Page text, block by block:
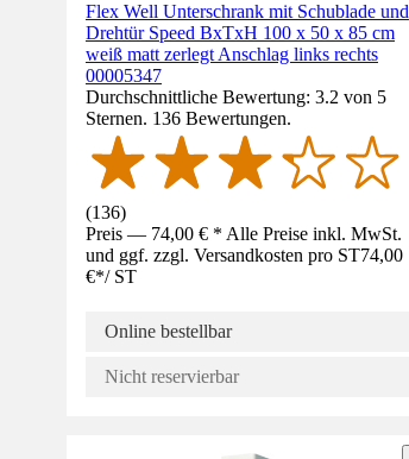
Flex Well Unterschrank mit Schublade und
Drehtür Speed BxTxH 100 x 50 x 85 cm
weiß matt zerlegt Anschlag links rechts
00005347
Durchschnittliche Bewertung: 3.2 von 5
Sternen. 136 Bewertungen.
(136)
Preis — 74,00 € * Alle Preise inkl. MwSt.
und ggf. zzgl. Versandkosten pro ST74,00
€*/ ST
Online bestellbar
Nicht reservierbar